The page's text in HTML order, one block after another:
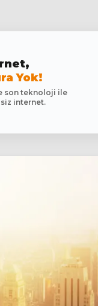
Yok!
son teknoloji ile
internet.